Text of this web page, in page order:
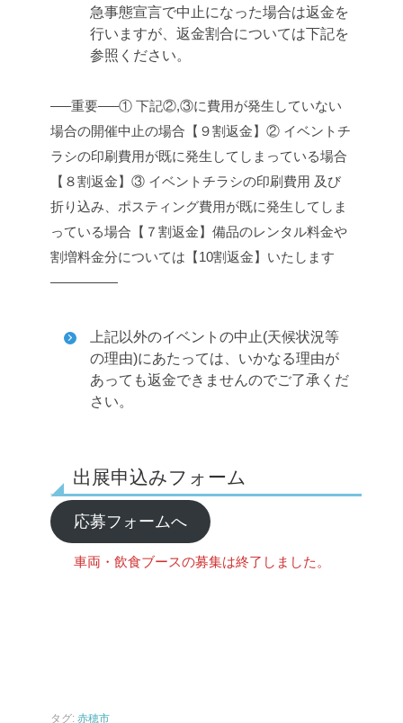
急事態宣言で中止になった場合は返金を
行いますが、返金割合については下記を
参照ください。
—–重要—–① 下記②,③に費用が発生していない
場合の開催中止の場合【９割返金】 ② イベントチ
ラシの印刷費用が既に発生してしまっている場合
【８割返金】 ③ イベントチラシの印刷費用 及び
折り込み、ポスティング費用が既に発生してしま
っている場合【７割返金】 備品のレンタル料金や
割増料金分については【10割返金】いたします
—————
上記以外のイベントの中止(天候状況等
の理由)にあたっては、いかなる理由が
あっても返金できませんのでご了承くだ
さい。
出展申込みフォーム
応募フォームへ
車両・飲食ブースの募集は終了しました。
タグ: 赤穂市